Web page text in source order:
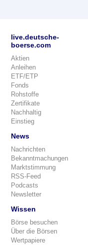
live.deutsche-
boerse.com
Aktien
Anleihen
ETF/ETP
Fonds
Rohstoffe
Zertifikate
Nachhaltig
Einstieg
News
Nachrichten
Bekanntmachungen
Marktstimmung
RSS-Feed
Podcasts
Newsletter
Wissen
Börse besuchen
Über die Börsen
Wertpapiere